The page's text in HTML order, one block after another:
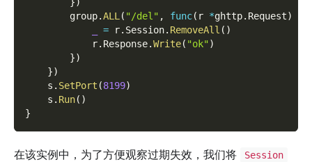
        group
.ALL ( "/del" , func( r *ghttp. Request)
= r. Session. RemoveAll ( )
            r
. Response.Write( "ok")
})
})
    s
. SetPort (8199)
    s
. Run( )
}
在该实例中，为了方便观察过期失效，我们将 Session